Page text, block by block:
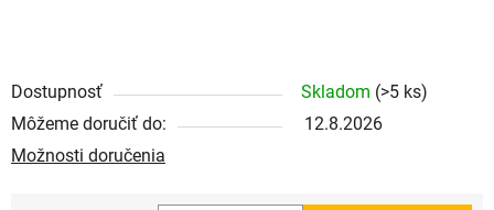
Dostupnosť Skladom (>5 ks)
Môžeme doručiť do:
12.8.2026
Možnosti doručenia